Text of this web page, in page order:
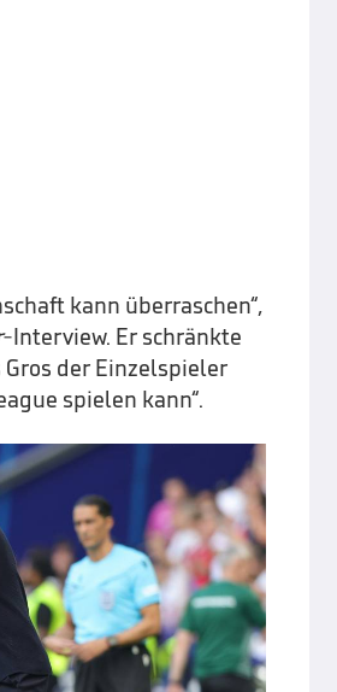
kann überraschen“,
-Interview. Er schränkte
Gros der Einzelspieler
spielen kann“.